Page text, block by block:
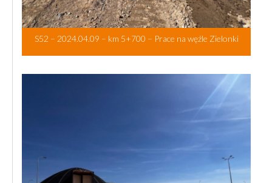
S52 – 2024.04.09 – km 5+700 – Prace na węźle Zielonki